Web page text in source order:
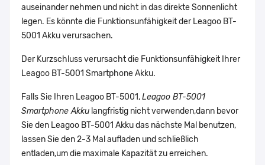
auseinander nehmen und nicht in das direkte Sonnenlicht
legen. Es könnte die Funktionsunfähigkeit der Leagoo BT-
5001 Akku verursachen.
Der Kurzschluss verursacht die Funktionsunfähigkeit Ihrer
Leagoo BT-5001 Smartphone Akku.
Falls Sie Ihren Leagoo BT-5001,Leagoo BT-5001
Smartphone Akku langfristig nicht verwenden,dann bevor
Sie den Leagoo BT-5001 Akku das nächste Mal benutzen,
lassen Sie den 2-3 Mal aufladen und schließlich
entladen,um die maximale Kapazität zu erreichen.